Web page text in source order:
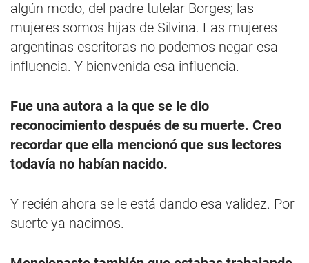
algún modo, del padre tutelar Borges; las
mujeres somos hijas de Silvina. Las mujeres
argentinas escritoras no podemos negar esa
influencia. Y bienvenida esa influencia.
Fue una autora a la que se le dio
reconocimiento después de su muerte. Creo
recordar que ella mencionó que sus lectores
todavía no habían nacido.
Y recién ahora se le está dando esa validez. Por
suerte ya nacimos.